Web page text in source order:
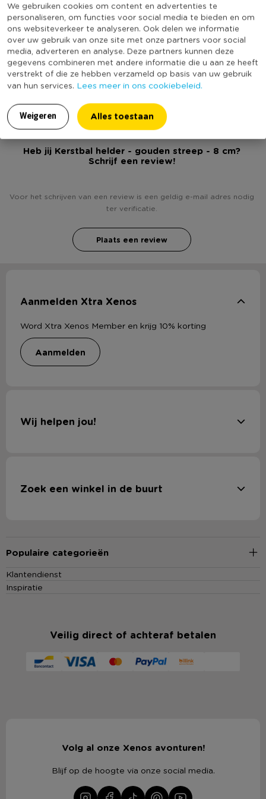
We gebruiken cookies om content en advertenties te
personaliseren, om functies voor social media te bieden en om
ons websiteverkeer te analyseren. Ook delen we informatie
over uw gebruik van onze site met onze partners voor social
media, adverteren en analyse. Deze partners kunnen deze
gegevens combineren met andere informatie die u aan ze heeft
verstrekt of die ze hebben verzameld op basis van uw gebruik
van hun services. Lees meer in ons cookiebeleid.
Weigeren Alles toestaan
* Goud en transparant design
* Diameter van 8 cm.
* Zorgt voor de echte kerstsfeer
Online Only
Nee
Materiaal
Glas
Diameter (cm)
8
Kleur
Goudkleurig
Duurzaamheidsscore
(Nog) geen score
bekend
Heb jij Kerstbal helder - gouden streep - 8 cm?
Schrijf een review!
Voor het schrijven van een review is een geldig e-mail adres nodig
ter verificatie.
Plaats een review
Aanmelden Xtra Xenos
Word Xtra Xenos Member en krijg 10% korting
aanmelden
Wij helpen jou!
Zoek een winkel in de buurt
Populaire categorieën
Klantendienst
Inspiratie
Veilig direct of achteraf betalen
Volg al onze Xenos avonturen!
Blijf op de hoogte via onze social media.